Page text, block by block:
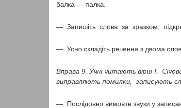
балка — палка.
— Запишіть слова за зразком,
— Усно складіть речення з двома
Вправа 9. Учні читають вірш І.
виправляють помилки, записують
— Послідовно вимовте звуки у